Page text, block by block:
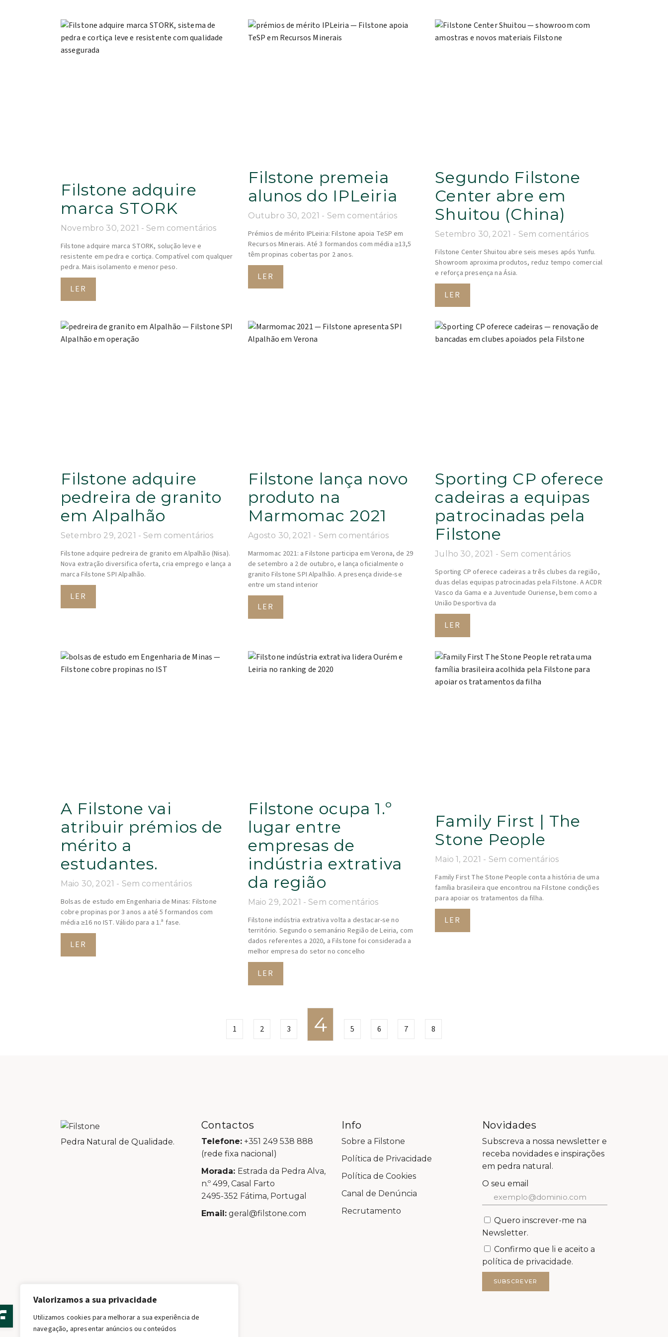
Valorizamos a sua privacidade
Utilizamos cookies para melhorar a sua experiência de
navegação, apresentar anúncios ou conteúdos
Filstone adquire
marca STORK
Novembro 30, 2021 Sem comentários
Filstone adquire marca STORK, solução leve e
resistente em pedra e cortiça. Compatível com qualquer
pedra. Mais isolamento e menor peso.
LER
Filstone premeia
alunos do IPLeiria
Outubro 30, 2021 Sem comentários
Prémios de mérito IPLeiria: Filstone apoia TeSP em
Recursos Minerais. Até 3 formandos com média ≥13,5
têm propinas cobertas por 2 anos.
LER
Segundo Filstone
Center abre em
Shuitou (China)
Setembro 30, 2021 Sem comentários
Filstone Center Shuitou abre seis meses após Yunfu.
Showroom aproxima produtos, reduz tempo comercial
e reforça presença na Ásia.
LER
Filstone adquire
pedreira de granito
em Alpalhão
Setembro 29, 2021 Sem comentários
Filstone adquire pedreira de granito em Alpalhão (Nisa).
Nova extração diversifica oferta, cria emprego e lança a
marca Filstone SPI Alpalhão.
LER
Filstone lança novo
produto na
Marmomac 2021
Agosto 30, 2021 Sem comentários
Marmomac 2021: a Filstone participa em Verona, de 29
de setembro a 2 de outubro, e lança oficialmente o
granito Filstone SPI Alpalhão. A presença divide-se
entre um stand interior
LER
Sporting CP oferece
cadeiras a equipas
patrocinadas pela
Filstone
Julho 30, 2021 Sem comentários
Sporting CP oferece cadeiras a três clubes da região,
duas delas equipas patrocinadas pela Filstone. A ACDR
Vasco da Gama e a Juventude Ouriense, bem como a
União Desportiva da
LER
A Filstone vai
atribuir prémios de
mérito a
estudantes.
Maio 30, 2021 Sem comentários
Bolsas de estudo em Engenharia de Minas: Filstone
cobre propinas por 3 anos a até 5 formandos com
média ≥16 no IST. Válido para a 1.ª fase.
LER
Filstone ocupa 1.º
lugar entre
empresas de
indústria extrativa
da região
Maio 29, 2021 Sem comentários
Filstone indústria extrativa volta a destacar-se no
território. Segundo o semanário Região de Leiria, com
dados referentes a 2020, a Filstone foi considerada a
melhor empresa do setor no concelho
LER
Family First | The
Stone People
Maio 1, 2021 Sem comentários
Family First The Stone People conta a história de uma
família brasileira que encontrou na Filstone condições
para apoiar os tratamentos da filha.
LER
1 2 3 4 5 6 7 8
Pedra Natural de Qualidade.
Contactos
Telefone: +351 249 538 888
(rede fixa nacional)
Morada: Estrada da Pedra Alva,
n.º 499, Casal Farto
2495-352 Fátima, Portugal
Email: geral@filstone.com
Info
Sobre a Filstone
Política de Privacidade
Política de Cookies
Canal de Denúncia
Recrutamento
Novidades
Subscreva a nossa newsletter e
receba novidades e inspirações
em pedra natural.
O seu email
Quero inscrever-me na
Newsletter.
Confirmo que li e aceito a
política de privacidade.
SUBSCREVER